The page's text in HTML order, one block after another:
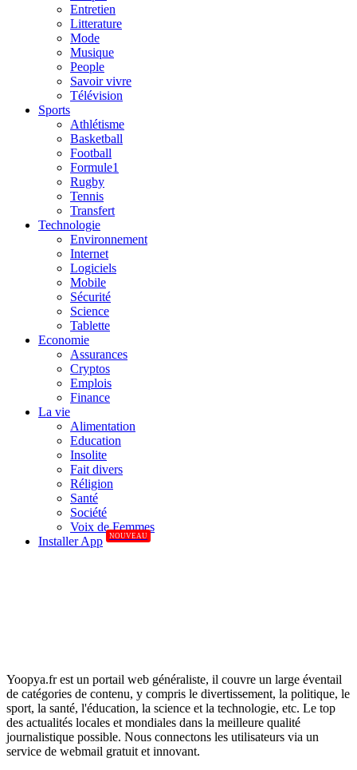
Entretien
Litterature
Mode
Musique
People
Savoir vivre
Télévision
Sports
Athlétisme
Basketball
Football
Formule1
Rugby
Tennis
Transfert
Technologie
Environnement
Internet
Logiciels
Mobile
Sécurité
Science
Tablette
Economie
Assurances
Cryptos
Emplois
Finance
La vie
Alimentation
Education
Insolite
Fait divers
Réligion
Santé
Société
Voix de Femmes
Installer App
NOUVEAU
Yoopya.fr est un portail web généraliste, il couvre un large éventail
de catégories de contenu, y compris le divertissement, la politique, le
sport, la santé, l'éducation, la science et la technologie, etc. Le top
des actualités locales et mondiales dans la meilleure qualité
journalistique possible. Nous connectons les utilisateurs via un
service de webmail gratuit et innovant.